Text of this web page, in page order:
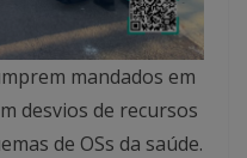
mandados em
desvios de recursos
de OSs da saúde.